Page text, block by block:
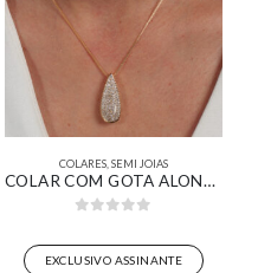
COLARES,SEMI JOIAS
COLAR COM GOTA ALONGADA PAVÊ BANHADO EM OURO 18K
EXCLUSIVO ASSINANTE